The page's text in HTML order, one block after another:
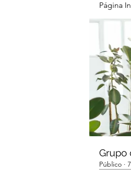
Página
Grupo
Público ·